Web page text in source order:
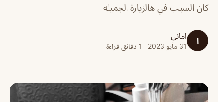
كان السبب في هالزيارة الجميله
ا اماني
31 مايو 2023 · 1 دقائق قراءة